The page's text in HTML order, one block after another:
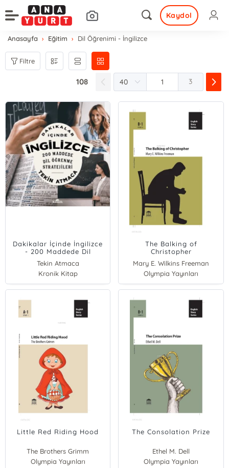
Kaydol
Anasayfa Eğitim Dil Öğrenimi - İngilizce
Filtre
108 3
Dakikalar İçinde İngilizce
- 200 Maddede Dil
Öğrenme Stratejileri
Tekin Atmaca
Kronik Kitap
The Balking of
Christopher
Mary E. Wilkins Freeman
Olympia Yayınları
Little Red Riding Hood
The Brothers Grimm
Olympia Yayınları
The Consolation Prize
Ethel M. Dell
Olympia Yayınları